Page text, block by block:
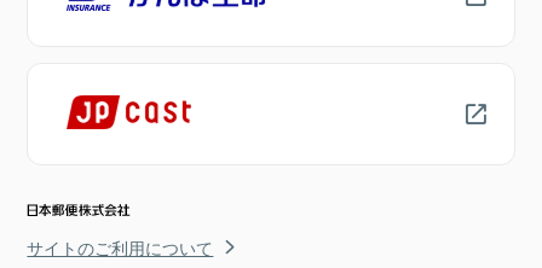
サイトのご利用について